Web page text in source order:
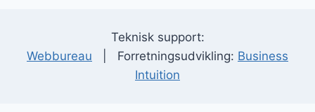
Teknisk support:
Webbureau | Forretningsudvikling: Business
Intuition